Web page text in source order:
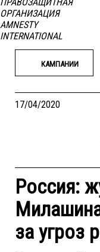
КАМПАНИИ
17/04/2020
Россия:
за угроз